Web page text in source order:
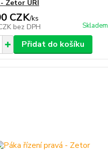
Zetor URI
CZK/ks
bez DPH Skladem
Přidat do košíku